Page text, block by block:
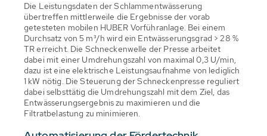
Die Leistungsdaten der Schlammentwässerung
übertreffen mittlerweile die Ergebnisse der vorab
getesteten mobilen HUBER Vorführanlage. Bei einem
Durchsatz von 5 m³/h wird ein Entwässerungsgrad > 28 %
TR erreicht. Die Schneckenwelle der Presse arbeitet
dabei mit einer Umdrehungszahl von maximal 0,3 U/min,
dazu ist eine elektrische Leistungsaufnahme von lediglich
1 kW nötig. Die Steuerung der Schneckenpresse reguliert
dabei selbsttätig die Umdrehungszahl mit dem Ziel, das
Entwässerungsergebnis zu maximieren und die
Filtratbelastung zu minimieren.